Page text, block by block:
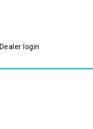
Dealer login